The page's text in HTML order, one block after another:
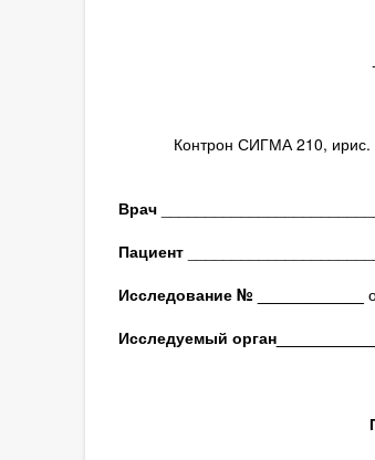
Контрон СИГМА 210,
Врач
Пациент
Исследование № ____________
Исследуемый орган